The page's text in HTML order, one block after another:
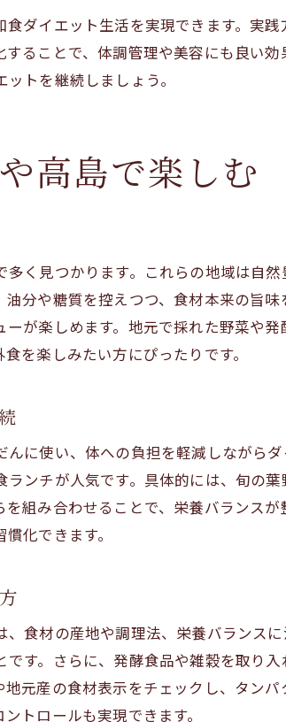
エット和食で楽しむ野菜食べ放題の魅力
で人気の野菜食べ放題和食の特徴
シー志向の野菜食べ放題でダイエット促
の和食で味わう野菜食べ放題体験記
ト和食なら草津高島の自然派で
野菜を使ったダイエット和食のおすすめ
派志向で叶える理想のダイエットランチ
エット和食で健康な外食習慣を身につけ
高島の自然派和食で美と健康を手に入れ
優しい滋賀の和食ランチ案内
エットサポート和食ランチの選び方ガ
体を整える滋賀和食ランチの魅力を解説
志向にぴったりなダイエット和食ランチ
エットに嬉しい滋賀の和食ランチ最新事
健康を支える和食ランチの楽しみ方提案
ダイエット生活を実現できます。実
ることで、体調管理や美容にも良い
トを継続しましょう。
高島で楽しむ
く見つかります。これらの地域は自
分や糖質を控えつつ、食材本来の旨
が楽しめます。地元で採れた野菜や
を楽しみたい方にぴったりです。
に使い、体への負担を軽減しながら
ンチが人気です。具体的には、旬の
組み合わせることで、栄養バランス
化できます。
食材の産地や調理法、栄養バランス
す。さらに、発酵食品や雑穀を取り
元産の食材表示をチェックし、タン
トロールも実現できます。